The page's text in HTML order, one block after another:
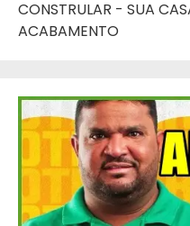
CONSTRULAR - SUA
ACABAMENTO